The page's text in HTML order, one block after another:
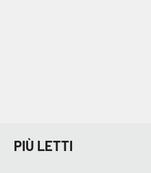
Vibo Valentia
PIÙ LETTI